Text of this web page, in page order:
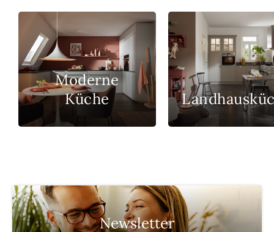
Moderne
Küche
Newsletter